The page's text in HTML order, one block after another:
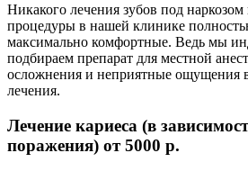
Никакого лечения зубов под наркозом
процедуры в нашей клинике
максимально комфортные. Ведь мы
подбираем препарат для местной
осложнения и неприятные ощущения
лечения.
Лечение кариеса (в
поражения) от 5000 p.